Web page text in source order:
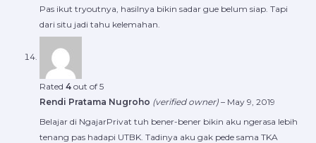
Pas ikut tryoutnya, hasilnya bikin sadar gue belum siap. Tapi
dari situ jadi tahu kelemahan.
Rated 4 out of 5
Rendi Pratama Nugroho (verified owner) – May 9, 2019
Belajar di NgajarPrivat tuh bener-bener bikin aku ngerasa lebih
tenang pas hadapi UTBK. Tadinya aku gak pede sama TKA